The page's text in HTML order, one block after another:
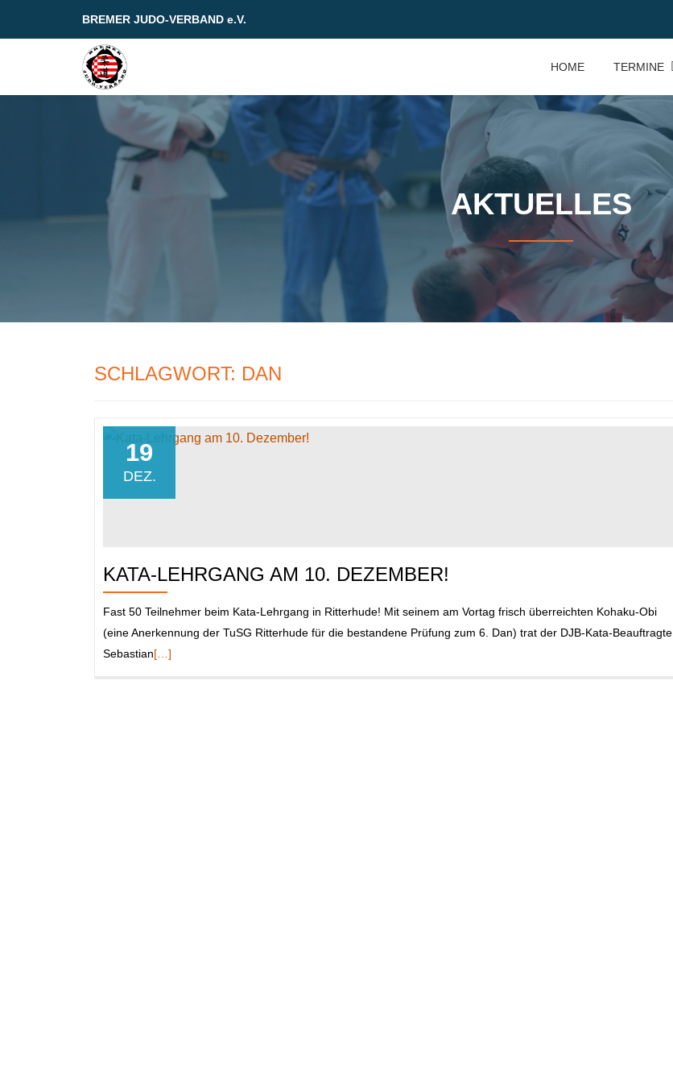
Skip
BREMER JUDO-VERBAND e.V.
HOME TERMINE
AKTUELLES
SCHLAGWORT: DAN
19
DEZ.
KATA-LEHRGANG AM 10. DEZEMBER!
Fast 50 Teilnehmer beim Kata-Lehrgang in Ritterhude! Mit seinem am Vortag frisch überreichten Kohaku-Obi
(eine Anerkennung der TuSG Ritterhude für die bestandene Prüfung zum 6. Dan) trat der DJB-Kata-Beauftragte
SebastianRead
[…]